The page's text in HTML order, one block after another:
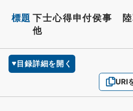
標題 下士心得申付侯事 陸
他
目録詳細を開く
URI